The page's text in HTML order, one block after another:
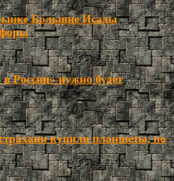
Большие Исады
России» нужно будет
купили планшеты, но